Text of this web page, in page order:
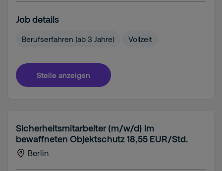
Job details
Berufserfahren (ab 3 Jahre) Vollzeit
Stelle anzeigen
Sicherheitsmitarbeiter (m/w/d) im
bewaffneten Objektschutz 18,55 EUR/Std.
Berlin